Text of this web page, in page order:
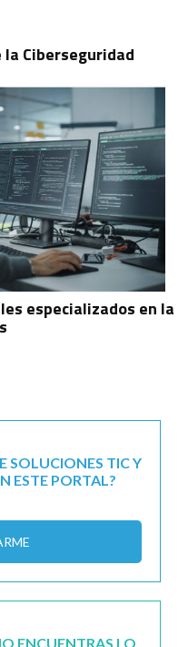
Ciberseguridad
especializados en la
SOLUCIONES TIC Y
ESTE PORTAL?
ENCUENTRAS LO